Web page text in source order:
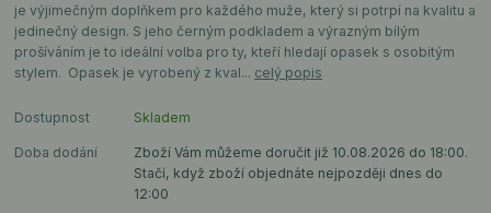
je výjimečným doplňkem pro každého muže, který si potrpí na kvalitu a
jedinečný design. S jeho černým podkladem a výrazným bílým
prošíváním je to ideální volba pro ty, kteří hledají opasek s osobitým
stylem. Opasek je vyrobený z kval... celý popis
Dostupnost Skladem
Doba dodání
Zboží Vám můžeme doručit již 10.08.2026 do 18:00.
Stačí, když zboží objednáte nejpozději dnes do
12:00